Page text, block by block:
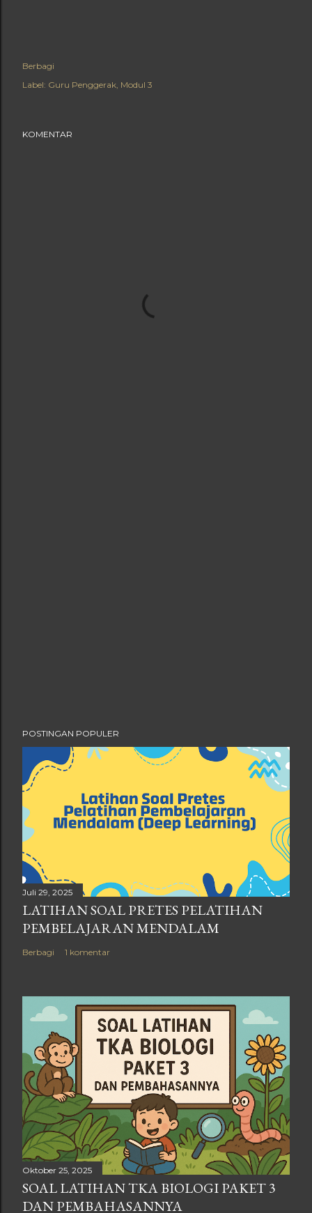
Berbagi
Label: Guru Penggerak Modul 3
KOMENTAR
POSTINGAN POPULER
Juli 29, 2025
LATIHAN SOAL PRETES PELATIHAN
PEMBELAJARAN MENDALAM
Berbagi 1 komentar
Oktober 25, 2025
SOAL LATIHAN TKA BIOLOGI PAKET 3
DAN PEMBAHASANNYA